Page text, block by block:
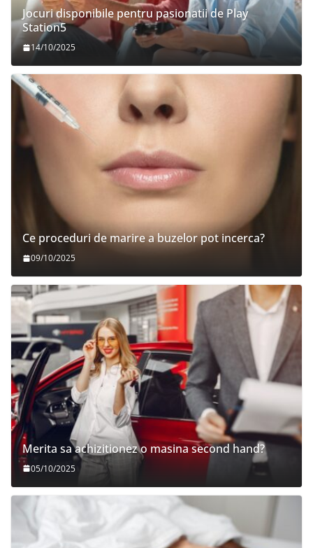
Jocuri disponibile pentru pasionatii de Play
Station5
14/10/2025
Ce proceduri de marire a buzelor pot incerca?
09/10/2025
Merita sa achizitionez o masina second hand?
05/10/2025